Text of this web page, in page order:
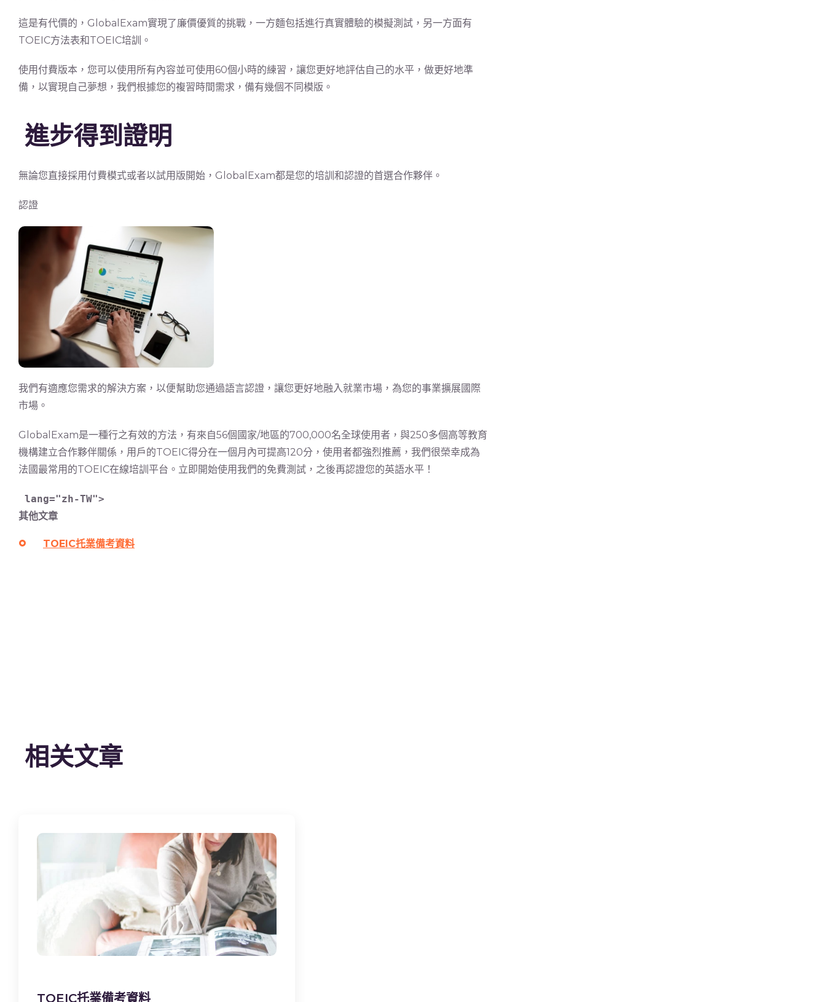
這是有代價的，GlobalExam實現了廉價優質的挑戰，一方麵包括進行真實體驗的模擬測試，另一方面有
TOEIC方法表和TOEIC培訓。
使用付費版本，您可以使用所有內容並可使用60個小時的練習，讓您更好地評估自己的水平，做更好地準
備，以實現自己夢想，我們根據您的複習時間需求，備有幾個不同模版。
進步得到證明
無論您直接採用付費模式或者以試用版開始，GlobalExam都是您的培訓和認證的首選合作夥伴。
認證
我們有適應您需求的解決方案，以便幫助您通過語言認證，讓您更好地融入就業市場，為您的事業擴展國際
市場。
GlobalExam是一種行之有效的方法，有來自56個國家/地區的700,000名全球使用者，與250多個高等教育
機構建立合作夥伴關係，用戶的TOEIC得分在一個月內可提高120分，使用者都強烈推薦，我們很榮幸成為
法國最常用的TOEIC在線培訓平台。立即開始使用我們的免費測試，之後再認證您的英語水平！
lang="zh-TW">
其他文章
TOEIC托業備考資料
相关文章
TOEIC托業備考資料